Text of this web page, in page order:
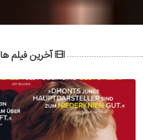
آخرین فیلم ها